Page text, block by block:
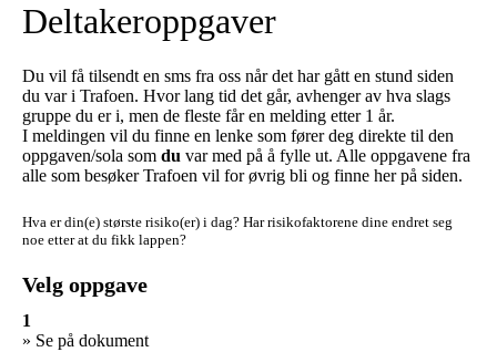
Deltakeroppgaver
Du vil få tilsendt en sms fra oss når det har gått en stund siden
du var i Trafoen. Hvor lang tid det går, avhenger av hva slags
gruppe du er i, men de fleste får en melding etter 1 år.
I meldingen vil du finne en lenke som fører deg direkte til den
oppgaven/sola som du var med på å fylle ut. Alle oppgavene fra
alle som besøker Trafoen vil for øvrig bli og finne her på siden.
Hva er din(e) største risiko(er) i dag? Har risikofaktorene dine endret seg
noe etter at du fikk lappen?
Velg oppgave
1
» Se på dokument